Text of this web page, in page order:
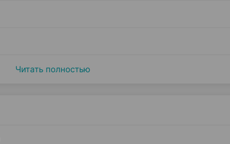
Читать полностью